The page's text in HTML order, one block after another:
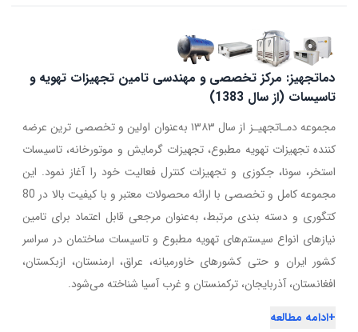
دماتجهیز: مرکز تخصصی و مهندسی تامین تجهیزات تهویه و
تاسیسات (از سال 1383)
مجموعه دمـاتجهیـز از سال ۱۳۸۳ به‌عنوان اولین و تخصصی ترین عرضه
کننده تجهیزات تهویه مطبوع، تجهیزات گرمایش و موتورخانه، تاسیسات
استخر، سونا، جکوزی و تجهیزات کنترل فعالیت خود را آغاز نمود. این
مجموعه کامل و تخصصی با ارائه محصولات معتبر و با کیفیت بالا در 80
کتگوری و دسته بندی مرتبط، به‌عنوان مرجعی قابل اعتماد برای تامین
نیازهای انواع سیستم‌های تهویه مطبوع و تاسیسات ساختمان در سراسر
کشور ایران و حتی کشورهای خاورمیانه، عراق، ارمنستان، ازبکستان،
افغانستان، آذربایجان، ترکمنستان و غرب آسیا شناخته می‌شود.
+ادامه مطالعه